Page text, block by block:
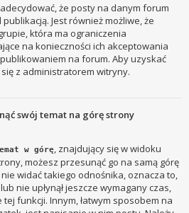
że posty na danym forum
Jest również możliwe, że
która ma ograniczenia
na konieczności ich akceptowania
na forum. Aby uzyskać
z administratorem witryny.
swój temat na górę strony
w górę, znajdujący się w widoku
możesz przesunąć go na samą górę
widać takiego odnośnika, oznacza to,
nie upłynął jeszcze wymagany czas,
funkcji. Innym, łatwym sposobem na